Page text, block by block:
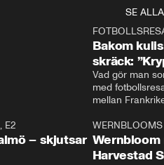
SE ALLA
Bakom
skräck:
Vad gör man
med
E2
– skjutsar
Harvestad